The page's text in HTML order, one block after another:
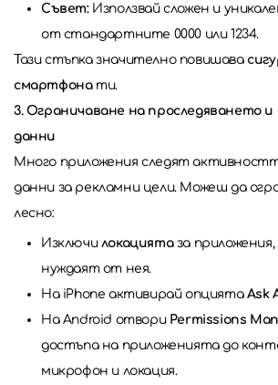
Съвет:Използвай сложен и
от стандартните 0000 или 1234.
Тази стъпка значително повишава
смартфонати.
3. Ограничаване на проследяването
данни
Много приложения следят
данни за рекламни цели. Можеш да
лесно:
Изключи локациятаза
нуждаят от нея.
На iPhone активирай опцията Ask
На Android отвори Permissions
достъпа на приложенията до
микрофон и локация.